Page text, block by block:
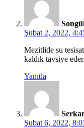
Şubat 2, 2022,
Mezitlide su
kaldık tavsiye
Yanıtla
Şubat 6, 2022,